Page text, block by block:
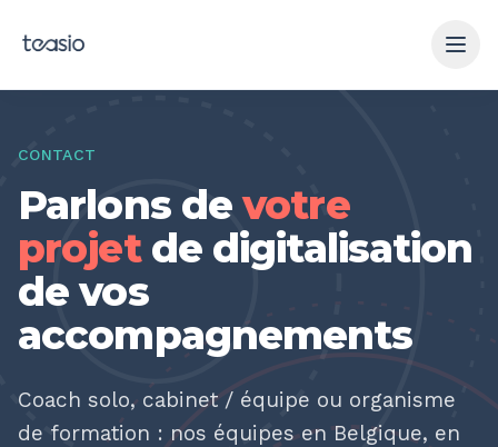
CONTACT
Parlons devotre
projetde digitalisation
de vos
accompagnements
Coach solo, cabinet / équipe ou organisme
de formation : nos équipes en Belgique, en